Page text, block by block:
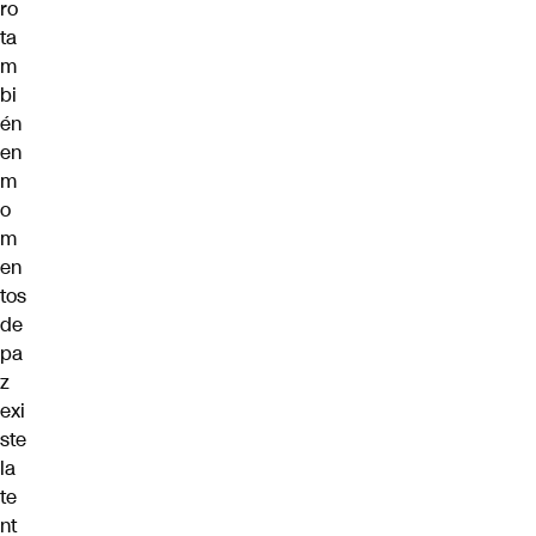
ro
ta
m
bi
én
en
m
o
m
en
tos
de
pa
z
exi
ste
la
te
nt